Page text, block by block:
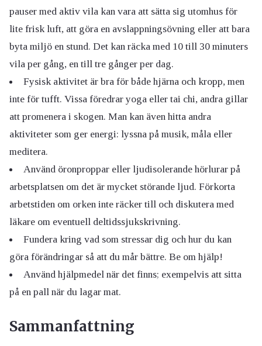
pauser med aktiv vila kan vara att sätta sig utomhus för
lite frisk luft, att göra en avslappningsövning eller att bara
byta miljö en stund. Det kan räcka med 10 till 30 minuters
vila per gång, en till tre gånger per dag.
Fysisk aktivitet är bra för både hjärna och kropp, men
inte för tufft. Vissa föredrar yoga eller tai chi, andra gillar
att promenera i skogen. Man kan även hitta andra
aktiviteter som ger energi: lyssna på musik, måla eller
meditera.
Använd öronproppar eller ljudisolerande hörlurar på
arbetsplatsen om det är mycket störande ljud. Förkorta
arbetstiden om orken inte räcker till och diskutera med
läkare om eventuell deltidssjukskrivning.
Fundera kring vad som stressar dig och hur du kan
göra förändringar så att du mår bättre. Be om hjälp!
Använd hjälpmedel när det finns; exempelvis att sitta
på en pall när du lagar mat.
Sammanfattning